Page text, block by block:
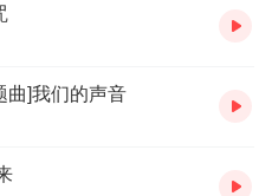
曲]我们的声音